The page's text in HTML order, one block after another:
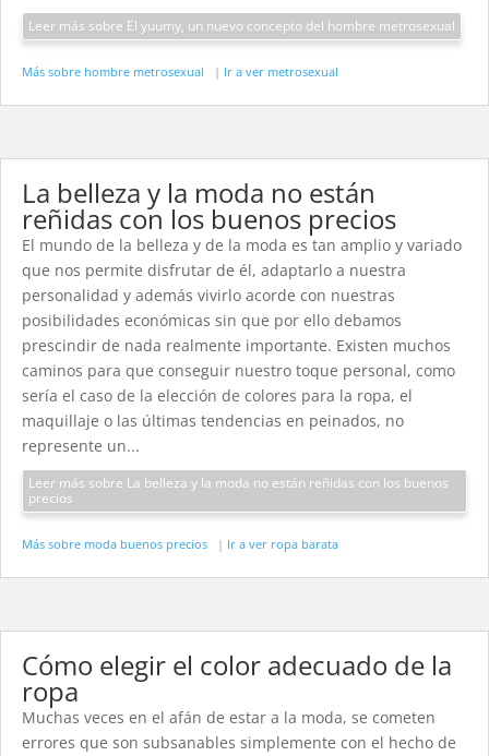
Leer más sobre El yuumy, un nuevo concepto del hombre metrosexual
Más sobre hombre metrosexual | Ir a ver metrosexual
La belleza y la moda no están
reñidas con los buenos precios
El mundo de la belleza y de la moda es tan amplio y variado
que nos permite disfrutar de él, adaptarlo a nuestra
personalidad y además vivirlo acorde con nuestras
posibilidades económicas sin que por ello debamos
prescindir de nada realmente importante. Existen muchos
caminos para que conseguir nuestro toque personal, como
sería el caso de la elección de colores para la ropa, el
maquillaje o las últimas tendencias en peinados, no
represente un...
Leer más sobre La belleza y la moda no están reñidas con los buenos
precios
Más sobre moda buenos precios | Ir a ver ropa barata
Cómo elegir el color adecuado de la
ropa
Muchas veces en el afán de estar a la moda, se cometen
errores que son subsanables simplemente con el hecho de